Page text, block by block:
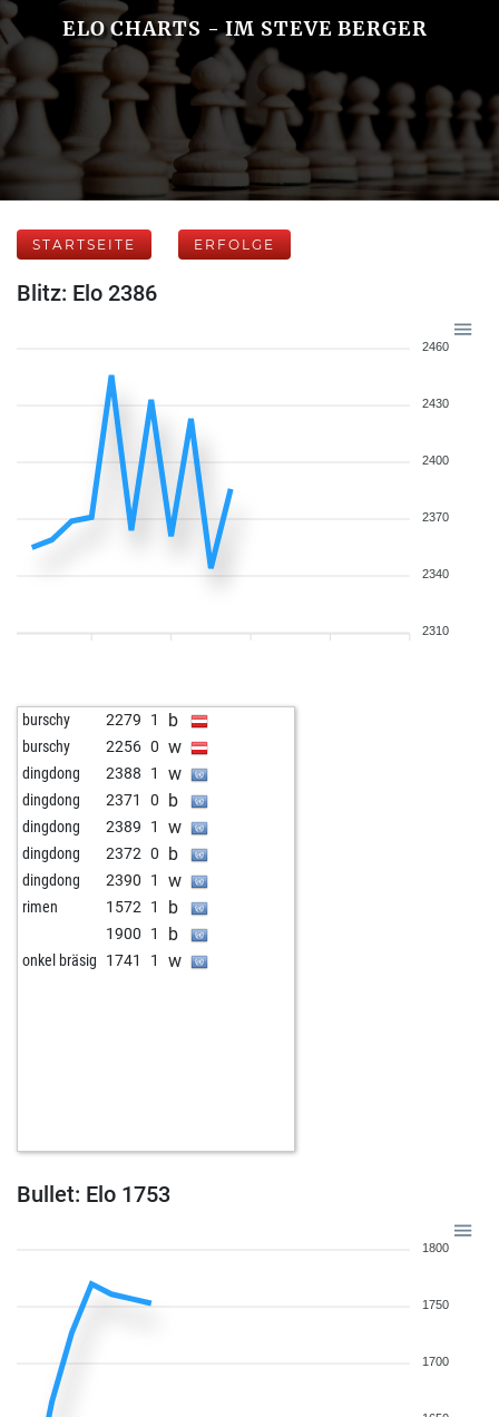
ELO CHARTS - IM STEVE BERGER
STARTSEITE ERFOLGE
Blitz: Elo 2386
2460
2430
2400
2370
2340
2310
burschy 2279 1 b
burschy 2256 0 w
dingdong 2388 1 w
dingdong 2371 0 b
dingdong 2389 1 w
dingdong 2372 0 b
dingdong 2390 1 w
rimen 1572 1 b
1900 1 b
onkel bräsig 1741 1 w
Bullet: Elo 1753
1800
1750
1700